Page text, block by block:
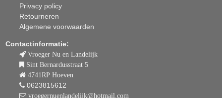
Privacy policy
Retourneren
Algemene voorwaarden
Contactinformatie:
Vroeger Nu en Landelijk
Sint Bernardusstraat 5
4741RP Hoeven
0623815612
vroegernuenlandelijk@hotmail.com